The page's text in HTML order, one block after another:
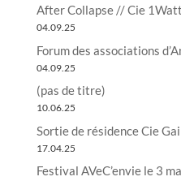
After Collapse // Cie 1Watt
04.09.25
Forum des associations
04.09.25
(pas de titre)
10.06.25
Sortie de résidence Cie
17.04.25
Festival AVeC’envie le 3